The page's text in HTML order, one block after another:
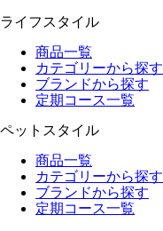
ライフスタイル
商品一覧
カテゴリーから探す
ブランドから探す
定期コース一覧
ペットスタイル
商品一覧
カテゴリーから探す
ブランドから探す
定期コース一覧